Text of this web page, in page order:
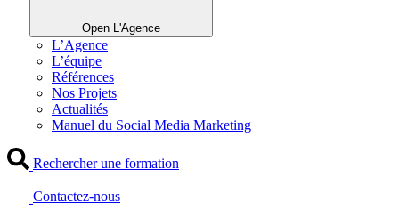
Open L'Agence
L’Agence
L’équipe
Références
Nos Projets
Actualités
Manuel du Social Media Marketing
Rechercher une formation
Contactez-nous